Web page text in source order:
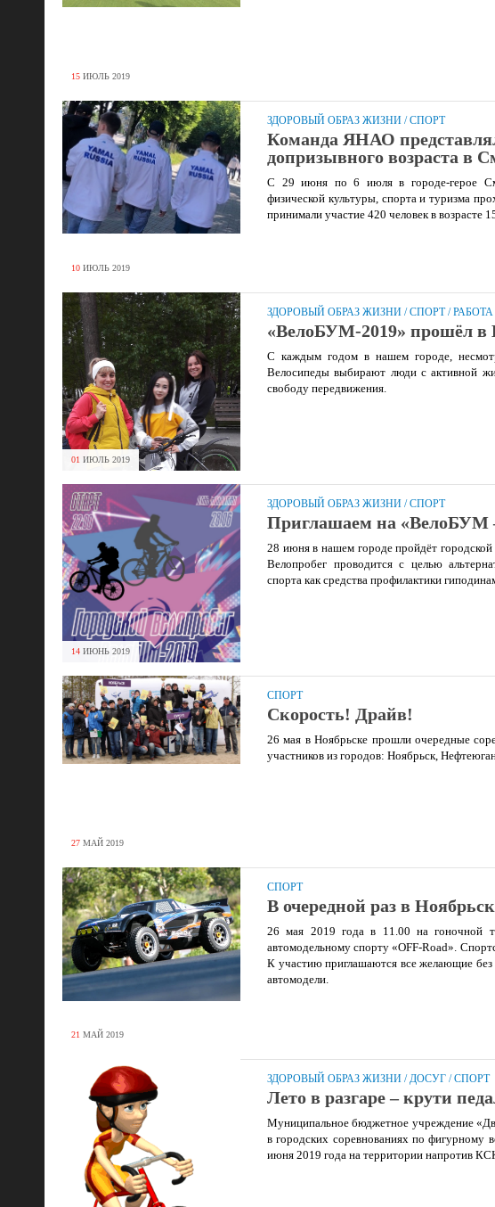
15 ИЮЛЬ 2019
10 ИЮЛЬ 2019
ЗДОРОВЫЙ ОБРАЗ ЖИЗНИ /СПОРТ
Команда ЯНАО
допризывного возраста в
С 29 июня по 6 июля в городе-герое
физической культуры, спорта и туризма
принимали участие 420 человек в возрасте
01 ИЮЛЬ 2019
ЗДОРОВЫЙ ОБРАЗ ЖИЗНИ /СПОРТ/
«ВелоБУМ-2019» прошёл в
С каждым годом в нашем городе,
Велосипеды выбирают люди с активной
свободу передвижения.
14 ИЮНЬ 2019
ЗДОРОВЫЙ ОБРАЗ ЖИЗНИ /СПОРТ
Приглашаем на «ВелоБУМ
28 июня в нашем городе пройдёт
Велопробег проводится с целью
спорта как средства профилактики
27 МАЙ 2019
СПОРТ
Скорость! Драйв!
26 мая в Ноябрьске прошли очередные
участников из городов: Ноябрьск,
21 МАЙ 2019
СПОРТ
В очередной раз в
26 мая 2019 года в 11.00 на гоночной
автомодельному спорту «OFF-Road».
К участию приглашаются все желающие без
автомодели.
ЗДОРОВЫЙ ОБРАЗ ЖИЗНИ /ДОСУГ /СПОРТ
Лето в разгаре – крути
Муниципальное бюджетное учреждение
в городских соревнованиях по фигурному
июня 2019 года на территории напротив